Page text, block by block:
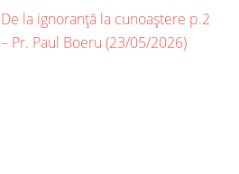
De la ignoranță la cunoaștere p.2
– Pr. Paul Boeru (23/05/2026)